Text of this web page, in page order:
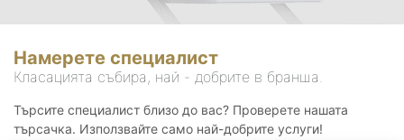
Намерете специалист
Класацията събира, най - добрите в бранша.
Търсите специалист близо до вас? Проверете нашата
търсачка. Използвайте само най-добрите услуги!